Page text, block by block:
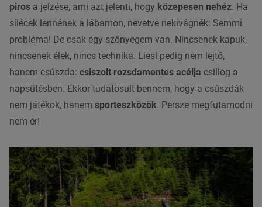
piros a jelzése, ami azt jelenti, hogy közepesen nehéz. Ha
sílécek lennének a lábamon, nevetve nekivágnék: Semmi
probléma! De csak egy szőnyegem van. Nincsenek kapuk,
nincsenek élek, nincs technika. Liesl pedig nem lejtő,
hanem csúszda: csiszolt rozsdamentes acélja csillog a
napsütésben. Ekkor tudatosult bennem, hogy a csúszdák
nem játékok, hanem sporteszközök. Persze megfutamodni
nem ér!